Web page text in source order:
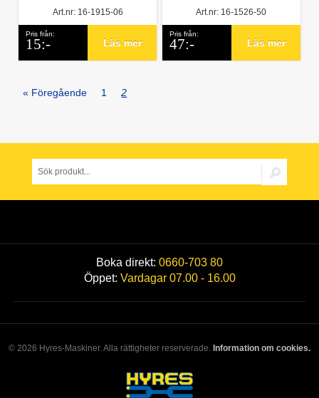
Art.nr: 16-1915-06
Pris från:
15:- Läs mer
Art.nr: 16-1526-50
Pris från:
47:- Läs mer
« Föregående 1 2
Boka direkt: 0660-703 80
Öppet: Vardagar 07.00 - 16.00
© 2026 Hyres-Maskiner. Alla rättigheter reserverade. Information om cookies.